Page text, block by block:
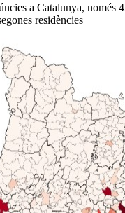
a Catalunya, només
residències